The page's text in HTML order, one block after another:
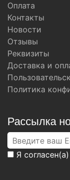
Оплата
Контакты
Новости
Отзывы
Реквизиты
Доставка и
Политика
Рассылка
Я